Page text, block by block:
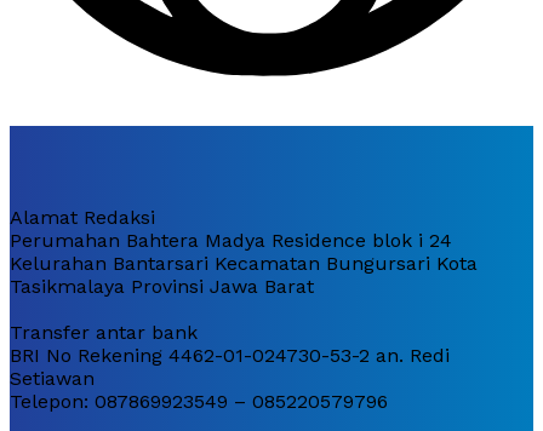
Alamat Redaksi
Perumahan Bahtera Madya Residence blok i 24
Kelurahan Bantarsari Kecamatan Bungursari Kota
Tasikmalaya Provinsi Jawa Barat
Transfer antar bank
BRI No Rekening 4462-01-024730-53-2 an. Redi
Setiawan
Telepon: 087869923549 – 085220579796